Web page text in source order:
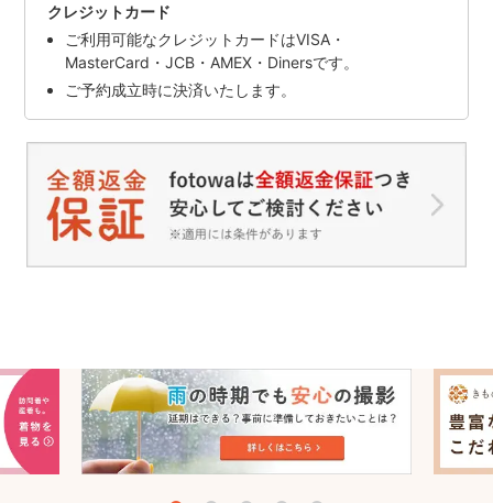
クレジットカード
ご利用可能なクレジットカードはVISA・
MasterCard・JCB・AMEX・Dinersです。
ご予約成立時に決済いたします。